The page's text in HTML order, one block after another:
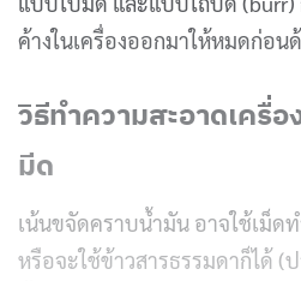
ค้างในเครื่องออกมาให้หมดก่อน
วิธีทำความสะอาดเครื่
มีด
เน้นขจัดคราบน้ำมัน อาจใช้เม็ด
หรือจะใช้ข้าวสารธรรมดาก็ได้ (